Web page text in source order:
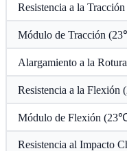
Resistencia a la
Módulo de Tracción
Alargamiento a la
Resistencia a la
Módulo de Flexión
Resistencia al Impacto